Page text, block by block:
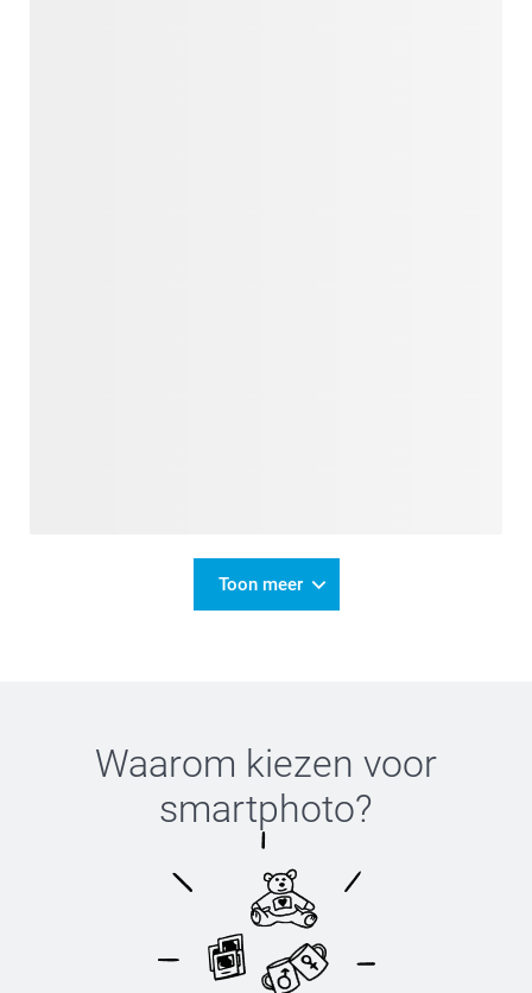
Toon meer
Waarom kiezen voor
smartphoto?